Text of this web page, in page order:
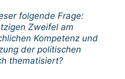
folgende Frage:
Zweifel am
Kompetenz und
der politischen
thematisiert?